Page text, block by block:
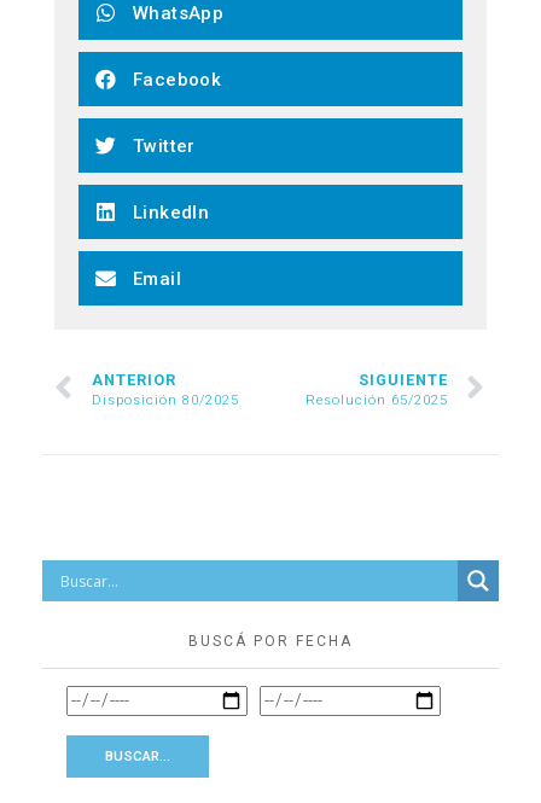
WhatsApp
Facebook
Twitter
LinkedIn
Email
ANTERIOR
Disposición 80/2025
SIGUIENTE
Resolución 65/2025
BUSCÁ POR FECHA